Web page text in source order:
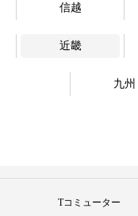
信越
近畿
九州
Tコミューター